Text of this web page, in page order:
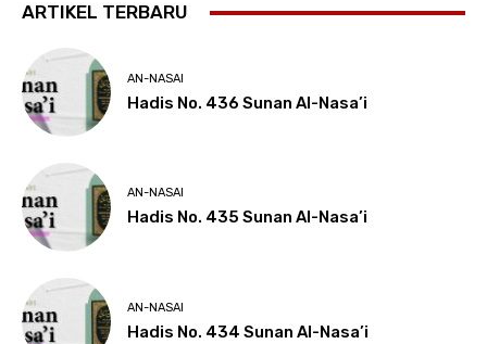
ARTIKEL TERBARU
AN-NASAI
Hadis No. 436 Sunan Al-Nasa’i
AN-NASAI
Hadis No. 435 Sunan Al-Nasa’i
AN-NASAI
Hadis No. 434 Sunan Al-Nasa’i